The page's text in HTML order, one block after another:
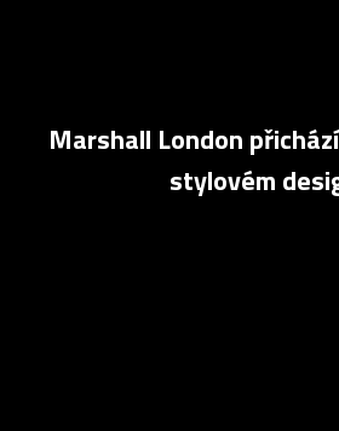
Marshall London
stylovém